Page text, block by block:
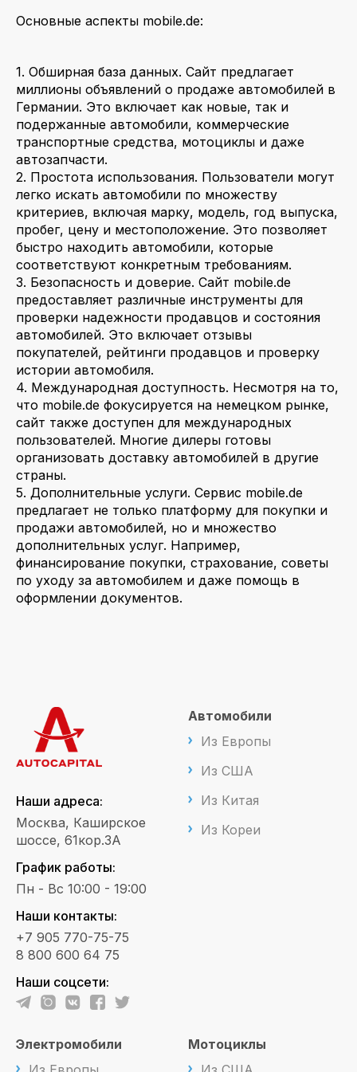
Основные аспекты mobile.de:
1. Обширная база данных. Сайт предлагает
миллионы объявлений о продаже автомобилей в
Германии. Это включает как новые, так и
подержанные автомобили, коммерческие
транспортные средства, мотоциклы и даже
автозапчасти.
2. Простота использования. Пользователи могут
легко искать автомобили по множеству
критериев, включая марку, модель, год выпуска,
пробег, цену и местоположение. Это позволяет
быстро находить автомобили, которые
соответствуют конкретным требованиям.
3. Безопасность и доверие. Сайт mobile.de
предоставляет различные инструменты для
проверки надежности продавцов и состояния
автомобилей. Это включает отзывы
покупателей, рейтинги продавцов и проверку
истории автомобиля.
4. Международная доступность. Несмотря на то,
что mobile.de фокусируется на немецком рынке,
сайт также доступен для международных
пользователей. Многие дилеры готовы
организовать доставку автомобилей в другие
страны.
5. Дополнительные услуги. Сервис mobile.de
предлагает не только платформу для покупки и
продажи автомобилей, но и множество
дополнительных услуг. Например,
финансирование покупки, страхование, советы
по уходу за автомобилем и даже помощь в
оформлении документов.
Наши адреса:
Москва, Каширское
шоссе, 61кор.3А
График работы:
Пн - Вс 10:00 - 19:00
Наши контакты:
+7 905 770-75-75
8 800 600 64 75
Наши соцсети:
Автомобили
Из Европы
Из США
Из Китая
Из Кореи
Электромобили
Мотоциклы